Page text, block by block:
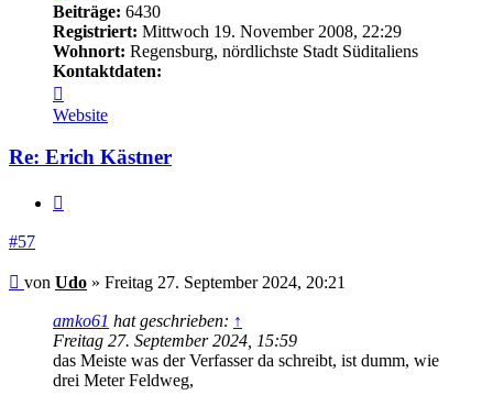
Beiträge: 6430
Registriert: Mittwoch 19. November 2008, 22:29
Wohnort: Regensburg, nördlichste Stadt Süditaliens
Kontaktdaten:
von
Udo
Website
Re: Erich Kästner
#57
Beitrag
von Udo » Freitag 27. September 2024, 20:21
amko61 hat geschrieben: ↑
Freitag 27. September 2024, 15:59
das Meiste was der Verfasser da schreibt, ist dumm, wie
drei Meter Feldweg,